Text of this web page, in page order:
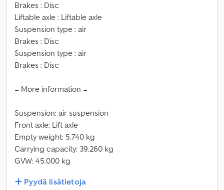
Brakes : Disc
Liftable axle : Liftable axle
Suspension type : air
Brakes : Disc
Suspension type : air
Brakes : Disc
= More information =
Suspension: air suspension
Front axle: Lift axle
Empty weight: 5.740 kg
Carrying capacity: 39.260 kg
GVW: 45.000 kg
Pyydä lisätietoja